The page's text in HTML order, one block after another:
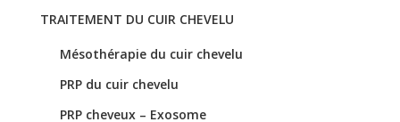
TRAITEMENT DU CUIR CHEVELU
Mésothérapie du cuir chevelu
PRP du cuir chevelu
PRP cheveux – Exosome